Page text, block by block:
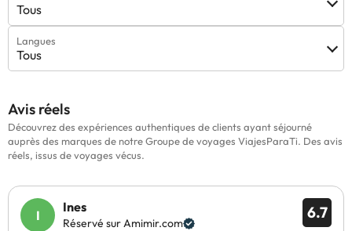
Tous
Langues
Tous
Avis réels
Découvrez des expériences authentiques de clients ayant séjourné
auprès des marques de notre Groupe de voyages ViajesParaTi. Des avis
réels, issus de voyages vécus.
6.7
Ines
Réservé sur Amimir.com